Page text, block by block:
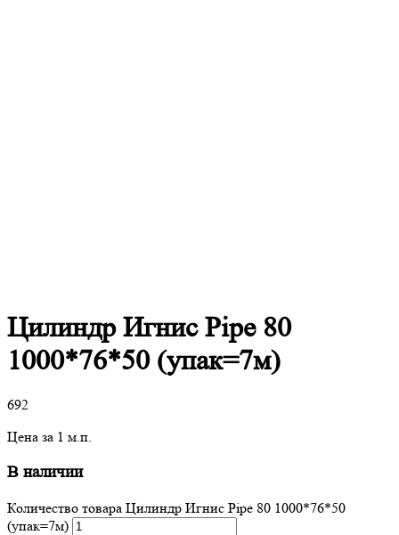
Цилиндр Игнис Pipe 80
1000*76*50 (упак=7м)
692
Цена за 1 м.п.
В наличии
Количество товара Цилиндр Игнис Pipe 80 1000*76*50
(упак=7м)